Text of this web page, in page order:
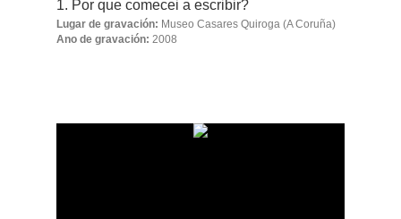
1. Por que comecei a escribir?
Lugar de gravación: Museo Casares Quiroga (A Coruña)
Ano de gravación: 2008